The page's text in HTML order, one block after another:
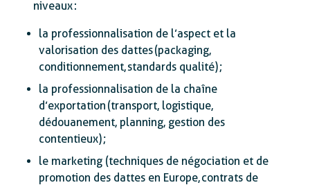
niveaux :
la professionnalisation de l’aspect et la
valorisation des dattes (packaging,
conditionnement, standards qualité) ;
la professionnalisation de la chaîne
d’exportation (transport, logistique,
dédouanement, planning, gestion des
contentieux) ;
le marketing (techniques de négociation et de
promotion des dattes en Europe, contrats de